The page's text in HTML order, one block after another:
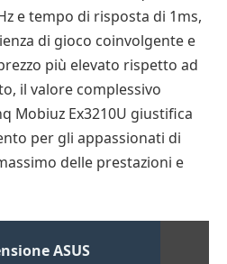
e tempo di risposta di 1ms,
di gioco coinvolgente e
più elevato rispetto ad
il valore complessivo
Mobiuz Ex3210U giustifica
per gli appassionati di
delle prestazioni e
ASUS